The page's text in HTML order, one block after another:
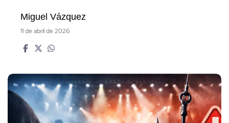
Miguel Vázquez
11 de abril de 2026